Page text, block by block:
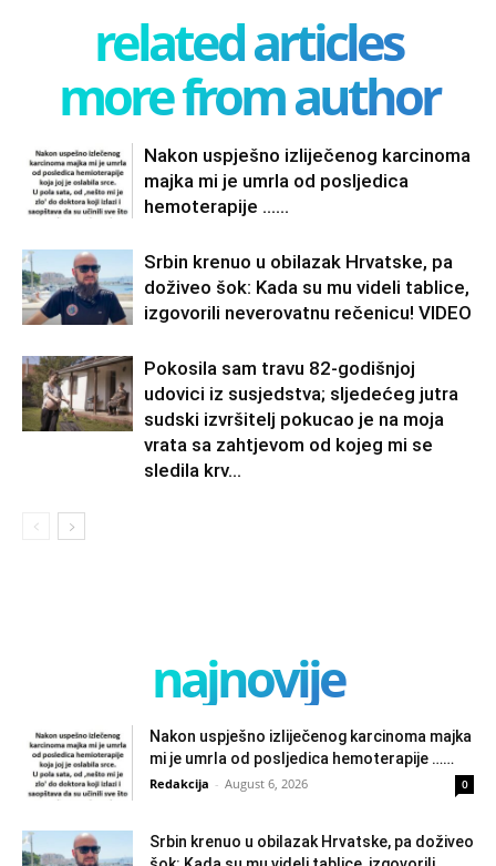
related articles
more from author
Nakon uspješno izliječenog karcinoma
majka mi je umrla od posljedica
hemoterapije ……
Srbin krenuo u obilazak Hrvatske, pa
doživeo šok: Kada su mu videli tablice,
izgovorili neverovatnu rečenicu! VIDEO
Pokosila sam travu 82-godišnjoj
udovici iz susjedstva; sljedećeg jutra
sudski izvršitelj pokucao je na moja
vrata sa zahtjevom od kojeg mi se
sledila krv...
najnovije
Nakon uspješno izliječenog karcinoma majka
mi je umrla od posljedica hemoterapije ……
Redakcija - August 6, 2026 0
Srbin krenuo u obilazak Hrvatske, pa doživeo